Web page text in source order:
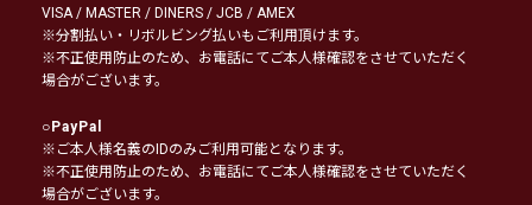
VISA / MASTER / DINERS / JCB / AMEX
※分割払い・リボルビング払いもご利用頂けます。
※不正使用防止のため、お電話にてご本人様確認をさせていただく
場合がございます。
○PayPal
※ご本人様名義のIDのみご利用可能となります。
※不正使用防止のため、お電話にてご本人様確認をさせていただく
場合がございます。